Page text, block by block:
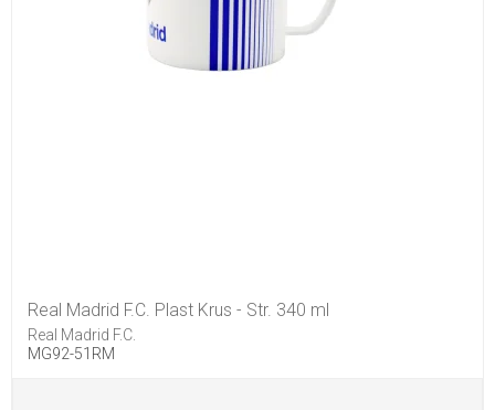
Real Madrid F.C. Plast Krus - Str. 340 ml
Real Madrid F.C.
MG92-51RM